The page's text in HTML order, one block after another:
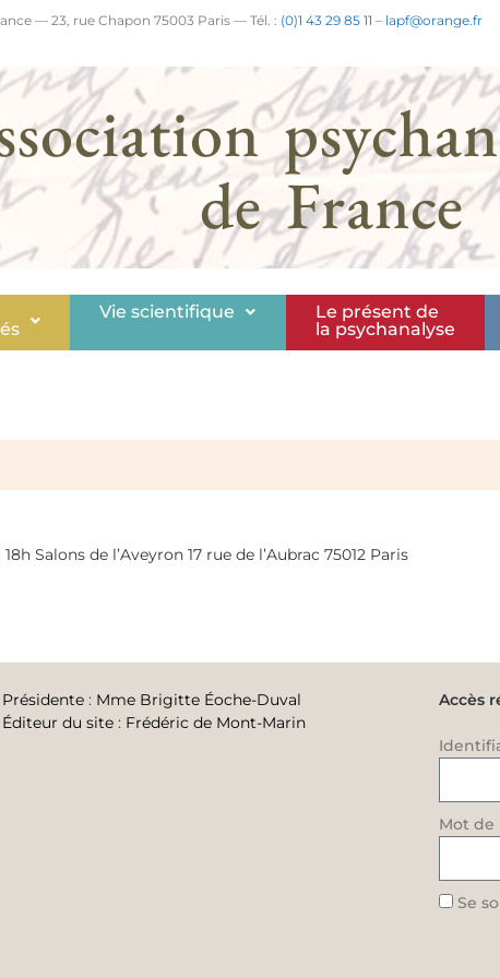
— 23, rue Chapon 75003 Paris — Tél. : (0)1 43 29 85 11 – lapf@orange.fr
de France
Vie scientifique
Le présent de
la psychanalyse
Salons de l’Aveyron 17 rue de l’Aubrac 75012 Paris
Présidente: Mme Brigitte Éoche-Duval
Éditeur du site: Frédéric de Mont-Marin
Accès
Mot de
Se